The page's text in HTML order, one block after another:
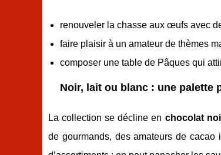
renouveler la chasse aux œufs avec
faire plaisir à un amateur de thèmes
composer une table de Pâques qui
Noir, lait ou blanc : une palette
La collection se décline en chocolat
de gourmands, des amateurs de